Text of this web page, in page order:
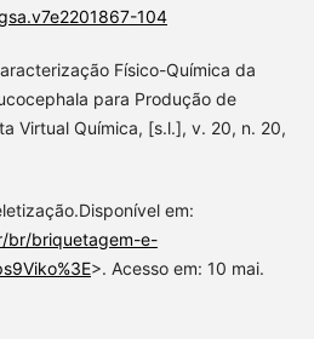
104
Físico-Química da
para Produção de
Virtual Química, [s.l.], v. 20, n. 20,
em:
br/briquetagem-e-
>. Acesso em: 10 mai.